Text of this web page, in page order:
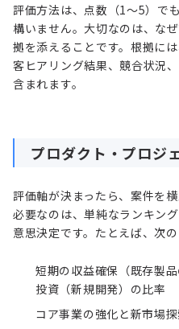
評価方法は、点数（1〜5）で
構いません。大切なのは、な
拠を添えることです。根拠に
客ヒアリング結果、競合状況
含まれます。
プロダクト・プロジ
評価軸が決まったら、案件を
必要なのは、単純なランキン
意思決定です。たとえば、次
短期の収益確保（既存製
投資（新規開発）の比率
コア事業の強化と新市場